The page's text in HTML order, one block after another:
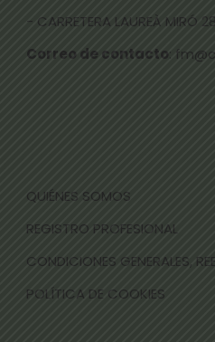
- CARRETERA LAUREÀ MIRÓ
Correo de contacto:
QUIÉNES SOMOS
REGISTRO PROFESIONAL
CONDICIONES GENERALES,
POLÍTICA DE COOKIES